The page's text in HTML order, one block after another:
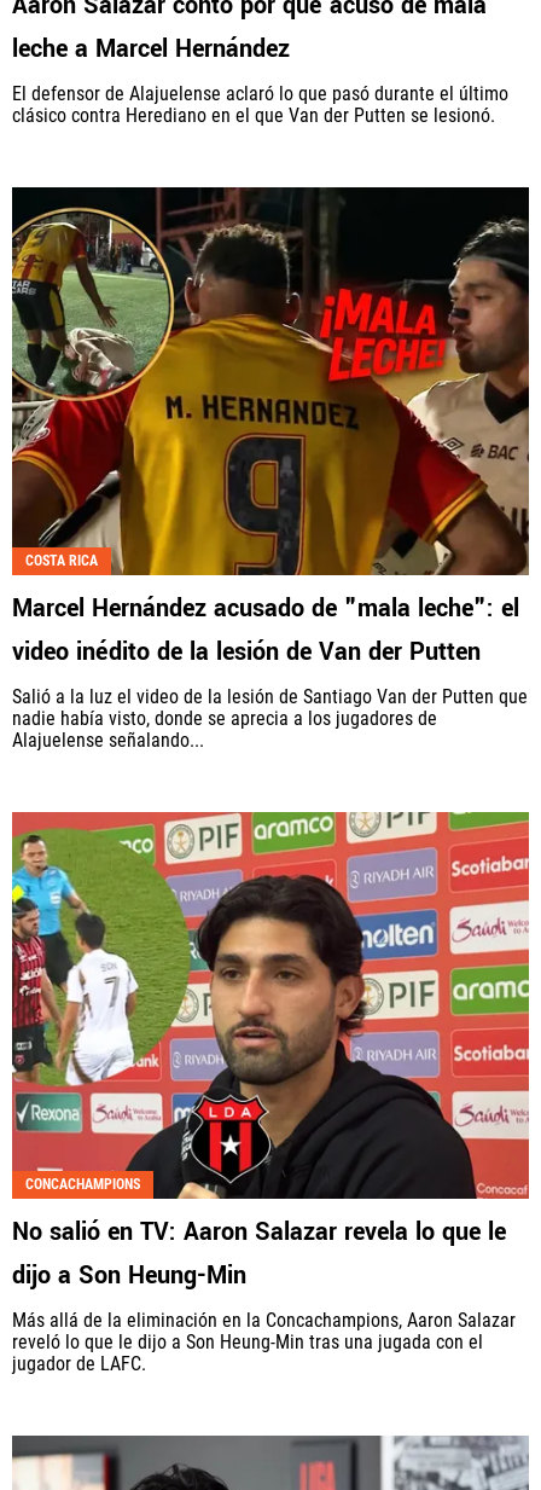
leche a Marcel Hernández
El defensor de Alajuelense aclaró lo que pasó durante el último
clásico contra Herediano en el que Van der Putten se lesionó.
COSTA RICA
Marcel Hernández acusado de "mala leche": el
video inédito de la lesión de Van der Putten
Salió a la luz el video de la lesión de Santiago Van der Putten que
nadie había visto, donde se aprecia a los jugadores de
Alajuelense señalando...
CONCACHAMPIONS
No salió en TV: Aaron Salazar revela lo que le
dijo a Son Heung-Min
Más allá de la eliminación en la Concachampions, Aaron Salazar
reveló lo que le dijo a Son Heung-Min tras una jugada con el
jugador de LAFC.